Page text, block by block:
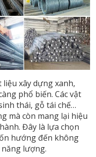
xây dựng xanh,
phổ biến. Các vật
thái, gỗ tái chế…
mà còn mang lại hiệu
Đây là lựa chọn
hướng đến không
lượng.